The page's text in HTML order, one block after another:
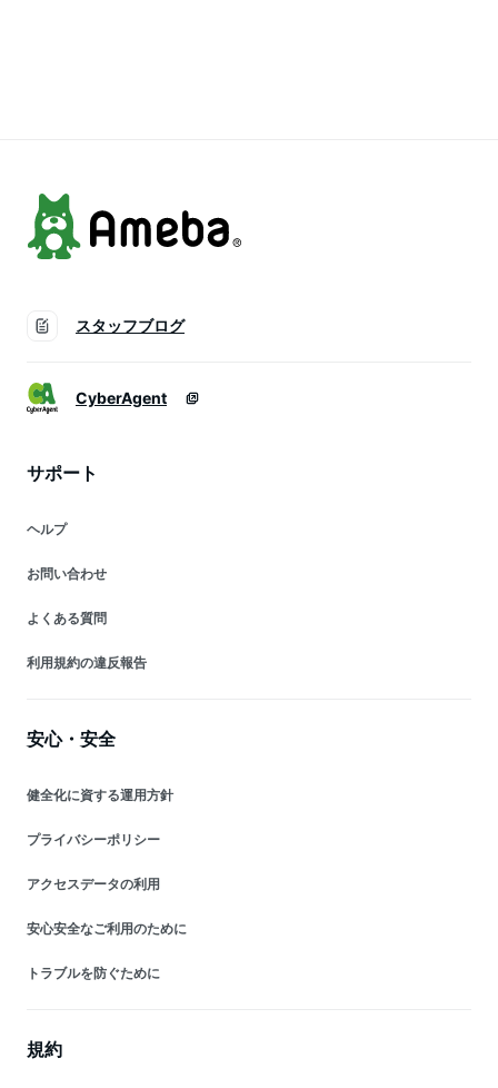
スタッフブログ
CyberAgent
サポート
ヘルプ
お問い合わせ
よくある質問
利用規約の違反報告
安心・安全
健全化に資する運用方針
プライバシーポリシー
アクセスデータの利用
安心安全なご利用のために
トラブルを防ぐために
規約